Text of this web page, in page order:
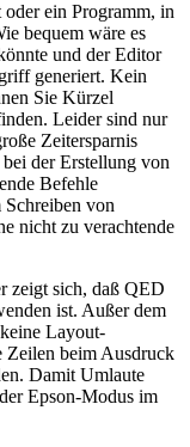
oder ein Programm, in
bequem wäre es
und der Editor
generiert. Kein
Sie Kürzel
Leider sind nur
Zeitersparnis
der Erstellung von
Befehle
Schreiben von
nicht zu verachtende
zeigt sich, daß QED
ist. Außer dem
Layout-
Zeilen beim Ausdruck
Damit Umlaute
Epson-Modus im